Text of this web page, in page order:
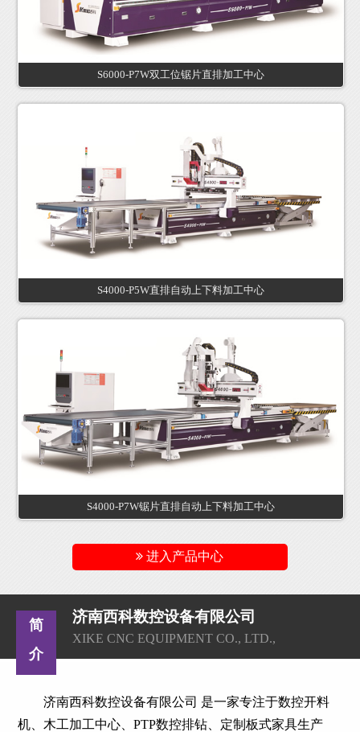
S6000-P7W双工位锯片直排加工中心
S4000-P5W直排自动上下料加工中心
S4000-P7W锯片直排自动上下料加工中心
进入产品中心
简
介
济南西科数控设备有限公司
XIKE CNC EQUIPMENT CO., LTD.,
济南西科数控设备有限公司 是一家专注于数控开料
机、木工加工中心、PTP数控排钻、定制板式家具生产